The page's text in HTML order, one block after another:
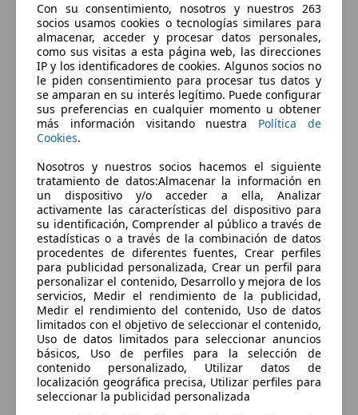
Sorry, something went wrong.
Go to application home
Con su consentimiento, nosotros y nuestros 263
socios usamos cookies o tecnologías similares para
almacenar, acceder y procesar datos personales,
como sus visitas a esta página web, las direcciones
IP y los identificadores de cookies. Algunos socios no
le piden consentimiento para procesar tus datos y
se amparan en su interés legítimo. Puede configurar
sus preferencias en cualquier momento u obtener
más información visitando nuestra Política de
Cookies.
Nosotros y nuestros socios hacemos el siguiente
tratamiento de datos:Almacenar la información en
un dispositivo y/o acceder a ella, Analizar
activamente las características del dispositivo para
su identificación, Comprender al público a través de
estadísticas o a través de la combinación de datos
procedentes de diferentes fuentes, Crear perfiles
para publicidad personalizada, Crear un perfil para
personalizar el contenido, Desarrollo y mejora de los
servicios, Medir el rendimiento de la publicidad,
Medir el rendimiento del contenido, Uso de datos
limitados con el objetivo de seleccionar el contenido,
Uso de datos limitados para seleccionar anuncios
básicos, Uso de perfiles para la selección de
contenido personalizado, Utilizar datos de
localización geográfica precisa, Utilizar perfiles para
seleccionar la publicidad personalizada